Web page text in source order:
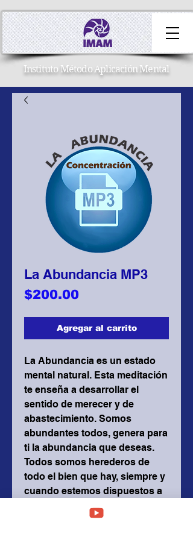
Instituto Método Aplicación Mental
La Abundancia MP3
$200.00Precio
Agregar al carrito
La Abundancia es un estado
mental natural. Esta meditación
te enseña a desarrollar el
sentido de merecer y de
abastecimiento. Somos
abundantes todos, genera para
ti la abundancia que deseas.
Todos somos herederos de
todo el bien que hay, siempre y
cuando estemos dispuestos a
generarlo con el pensamiento,
sentimiento y acción